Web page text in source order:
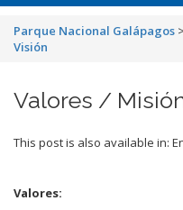
Parque Nacional Galápagos >
Visión
Valores /
This post is also available in:
Valores: